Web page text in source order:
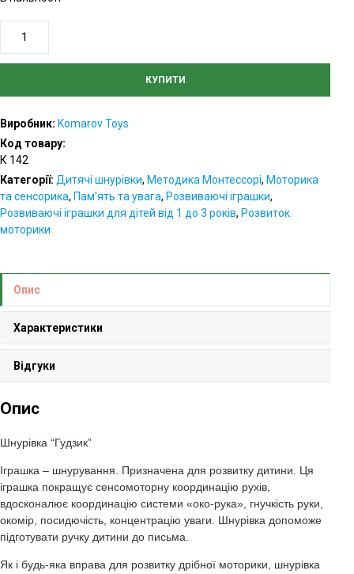
Шнурівка
"Гудзик"
КУПИТИ
Виробник: Komarov Toys
Код товару:
К 142
Категорії: Дитячі шнурівки, Методика Монтессорі, Моторика
та сенсорика, Пам'ять та увага, Розвиваючі іграшки,
Розвиваючі іграшки для дітей від 1 до 3 років, Розвиток
моторики
Опис
Характеристики
Відгуки
Опис
Шнурівка “Гудзик”
Іграшка – шнурування. Призначена для розвитку дитини. Ця
іграшка покращує сенсомоторну координацію рухів,
вдосконалює координацію системи «око-рука», гнучкість руки,
окомір, посидючість, концентрацію уваги. Шнурівка допоможе
підготувати ручку дитини до письма.
Як і будь-яка вправа для розвитку дрібної моторики, шнурівка